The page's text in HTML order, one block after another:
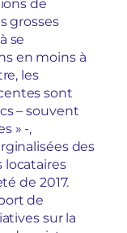
grosses
se
en moins à
les
sont
– souvent
» -,
des
locataires
de 2017.
de
sur la